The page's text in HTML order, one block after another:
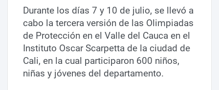
Durante los días 7 y 10 de julio, se llevó a
cabo la tercera versión de las Olimpiadas
de Protección en el Valle del Cauca en el
Instituto Oscar Scarpetta de la ciudad de
Cali, en la cual participaron 600 niños,
niñas y jóvenes del departamento.